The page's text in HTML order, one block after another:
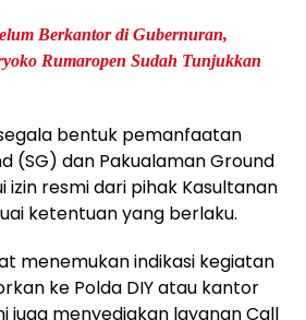
Berkantor di Gubernuran,
Rumaropen Sudah Tunjukkan
bentuk pemanfaatan
(SG) dan Pakualaman Ground
izin resmi dari pihak Kasultanan
ketentuan yang berlaku.
menemukan indikasi kegiatan
ke Polda DIY atau kantor
juga menyediakan layanan Call